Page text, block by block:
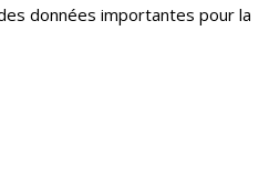
données importantes pour la